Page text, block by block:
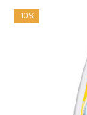
-10%